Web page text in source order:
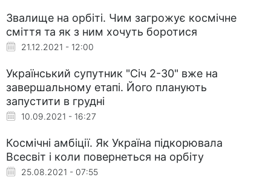
Звалище на орбіті. Чим загрожує космічне
сміття та як з ним хочуть боротися
21.12.2021 - 12:00
Український супутник "Січ 2-30" вже на
завершальному етапі. Його планують
запустити в грудні
10.09.2021 - 16:27
Космічні амбіції. Як Україна підкорювала
Всесвіт і коли повернеться на орбіту
25.08.2021 - 07:55